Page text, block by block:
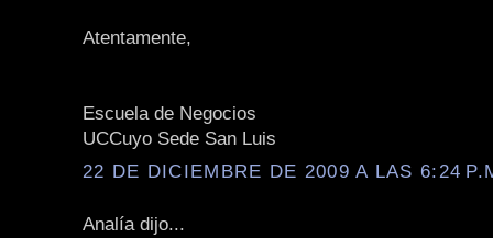
Atentamente,
Escuela de Negocios
UCCuyo Sede San Luis
22 DE DICIEMBRE DE 2009 A LAS 6:24
Analía dijo...